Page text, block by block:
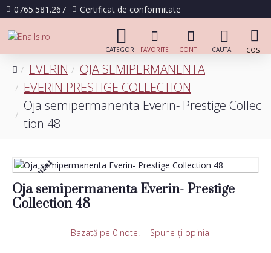
0765.581.267 Certificat de conformitate
EVERIN
OJA SEMIPERMANENTA
EVERIN PRESTIGE COLLECTION
Oja semipermanenta Everin- Prestige Collec
tion 48
Stoc epuizat
Oja semipermanenta Everin- Prestige
Collection 48
Bazată pe 0 note. - Spune-ţi opinia